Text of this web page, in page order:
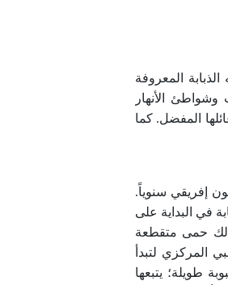
طوله من 16-30 مكروناً. تنقله الذبابة المعروفة
الأنهار
المفضل. كما
مليون إفريقي سنوياً.
في البداية على
ذلك حمى متقطعة
المركزي لتبدأ
طويلة؛ يتبعها